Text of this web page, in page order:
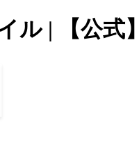
ル | 【公